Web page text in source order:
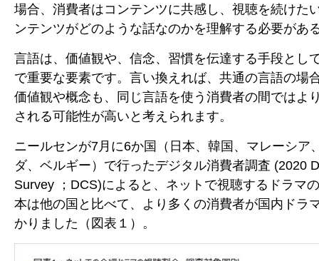
場合、消費者はコンテンツに共感し、視聴を続けた
ンテンツがどのような話なのかを理解する必要があ
言語は、価値観や、信念、習慣を伝達する手段とし
で重要な要素です。言い換えれば、共通の言語の場
価値観や概念も、同じ言語を使う消費者の間ではよ
される可能性が高いと考えられます。
ニールセンが7月に6か国（日本、韓国、マレーシア
ダ、ベルギー）で行ったデジタル消費者調査 (2020
Survey ；DCS)によると、ネットで視聴するドラマ
本は他の国と比べて、より多くの消費者が国内ドラ
かりました（図表１）。